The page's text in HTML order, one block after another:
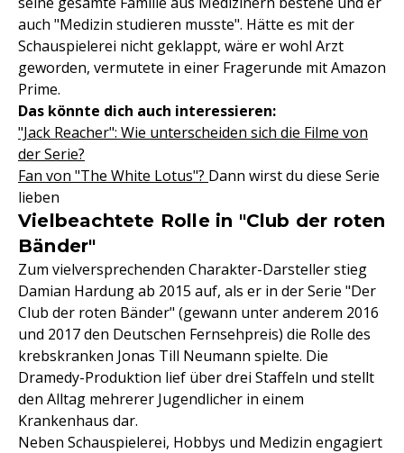
auch "Medizin studieren musste". Hätte es mit der
Schauspielerei nicht geklappt, wäre er wohl Arzt
geworden, vermutete in einer Fragerunde mit Amazon
Prime.
Das könnte dich auch interessieren:
"Jack Reacher": Wie unterscheiden sich die Filme von
der Serie?
Fan von "The White Lotus"? Dann wirst du diese Serie
lieben
Vielbeachtete Rolle in "Club der roten
Bänder"
Zum vielversprechenden Charakter-Darsteller stieg
Damian Hardung ab 2015 auf, als er in der Serie "Der
Club der roten Bänder" (gewann unter anderem 2016
und 2017 den Deutschen Fernsehpreis) die Rolle des
krebskranken Jonas Till Neumann spielte. Die
Dramedy-Produktion lief über drei Staffeln und stellt
den Alltag mehrerer Jugendlicher in einem
Krankenhaus dar.
Neben Schauspielerei, Hobbys und Medizin engagiert